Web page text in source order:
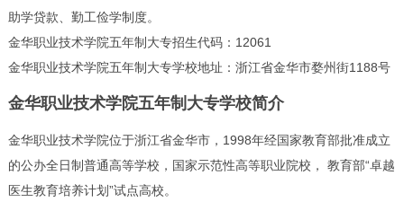
助学贷款、勤工俭学制度。
金华职业技术学院五年制大专招生代码：12061
金华职业技术学院五年制大专学校地址：浙江省金华市婺州街1188号
金华职业技术学院五年制大专学校简介
金华职业技术学院位于浙江省金华市，1998年经国家教育部批准成立
的公办全日制普通高等学校，国家示范性高等职业院校， 教育部“卓越
医生教育培养计划”试点高校。